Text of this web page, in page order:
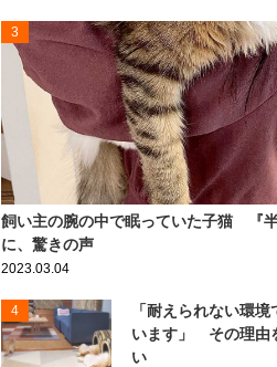
3
飼い主の腕の中で眠っていた子猫 『
に、驚きの声
2023.03.04
4
「耐えられない環
います」 その理由
い